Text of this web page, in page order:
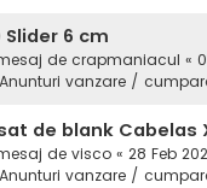
Slider 6 cm
de crapmaniacul «
Anunturi vanzare /
de blank Cabelas
de visco « 28 Feb
Anunturi vanzare /